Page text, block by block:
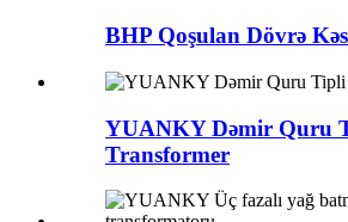
BHP Qoşulan Dövrə
YUANKY Dəmir Quru
Transformer